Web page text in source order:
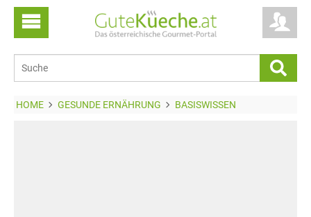
HOME GESUNDE ERNÄHRUNG BASISWISSEN